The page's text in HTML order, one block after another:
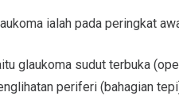
ialah pada peringkat
glaukoma sudut terbuka
periferi (bahagian